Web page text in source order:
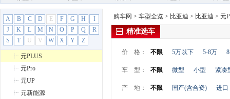
A B C D E F G H
I
J
K L M N O P Q
R
S
T U V W X Y Z
宋新能源
唐DM
唐EV
元PLUS
元Pro
元UP
元新能源
购车网 > 车型全览 > 比亚迪 > 比亚迪 > 元
精准选车
价 格： 不限 5万以下 5-8万
车 型： 不限 微型 小型 紧凑
产 地： 不限 国产(含合资) 进口